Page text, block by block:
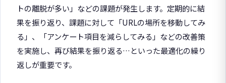
トの離脱が多い」などの課題が発生します。定期的に結
果を振り返り、課題に対して「URLの場所を移動してみ
る」、「アンケート項目を減らしてみる」などの改善策
を実施し、再び結果を振り返る…といった最適化の繰り
返しが重要です。